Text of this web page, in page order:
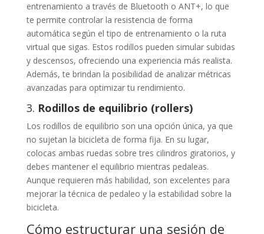
entrenamiento a través de Bluetooth o ANT+, lo que
te permite controlar la resistencia de forma
automática según el tipo de entrenamiento o la ruta
virtual que sigas. Estos rodillos pueden simular subidas
y descensos, ofreciendo una experiencia más realista.
Además, te brindan la posibilidad de analizar métricas
avanzadas para optimizar tu rendimiento.
3. Rodillos de equilibrio (rollers)
Los rodillos de equilibrio son una opción única, ya que
no sujetan la bicicleta de forma fija. En su lugar,
colocas ambas ruedas sobre tres cilindros giratorios, y
debes mantener el equilibrio mientras pedaleas.
Aunque requieren más habilidad, son excelentes para
mejorar la técnica de pedaleo y la estabilidad sobre la
bicicleta.
Cómo estructurar una sesión de